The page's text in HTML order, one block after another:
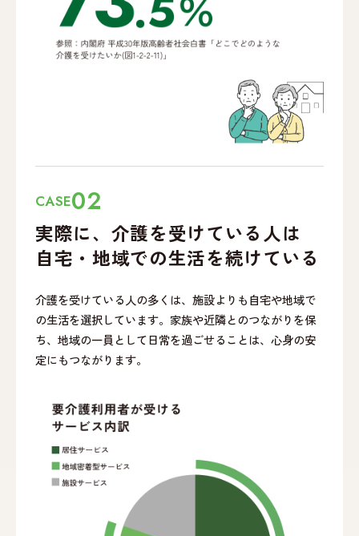
CASE02
実際に、介護を受けている人は
自宅・地域での生活を続けている
介護を受けている人の多くは、施設よりも自宅や地域で
の生活を選択しています。家族や近隣とのつながりを保
ち、地域の一員として日常を過ごせることは、心身の安
定にもつながります。